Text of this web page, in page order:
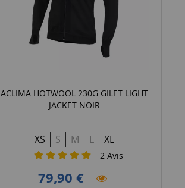
ACLIMA HOTWOOL 230G GILET LIGHT
JACKET NOIR
XS S M L XL
2 Avis
79,90 €